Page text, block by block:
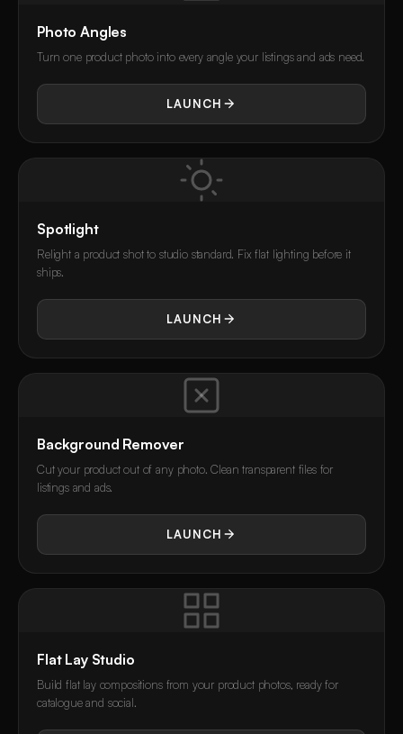
Photo Angles
Turn one product photo into every angle your listings and ads need.
LAUNCH
Spotlight
Relight a product shot to studio standard. Fix flat lighting before it
ships.
LAUNCH
Background Remover
Cut your product out of any photo. Clean transparent files for
listings and ads.
LAUNCH
Flat Lay Studio
Build flat lay compositions from your product photos, ready for
catalogue and social.